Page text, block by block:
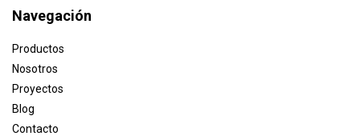
Navegación
Productos
Nosotros
Proyectos
Blog
Contacto